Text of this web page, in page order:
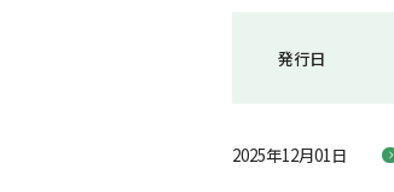
発行日
2025年12月01日